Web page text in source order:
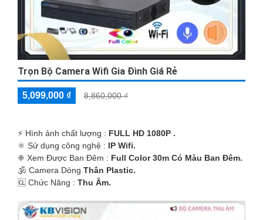
Trọn Bộ Camera Wifi Gia Đình Giá Rẻ
5,099,000 ₫ 8,860,000 ₫
️⚡ Hình ảnh chất lượng : FULL HD 1080P .
⚛️ Sử dụng công nghệ : IP Wifi.
❈ Xem Được Ban Đêm : Full Color 30m Có Màu Ban Ðêm.
🕉️ Camera Dòng Thân Plastic.
️🆑 Chức Năng : Thu Âm.